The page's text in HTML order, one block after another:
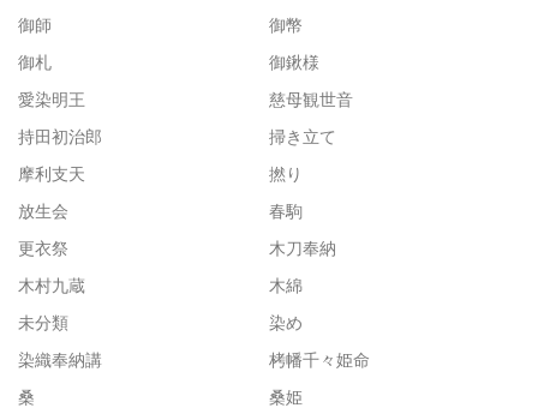
御師
御幣
御札
御鍬様
愛染明王
慈母観世音
持田初治郎
掃き立て
摩利支天
撚り
放生会
春駒
更衣祭
木刀奉納
木村九蔵
木綿
未分類
染め
染織奉納講
栲幡千々姫命
桑
桑姫